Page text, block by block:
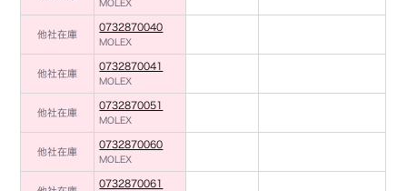
MOLEX
他社在庫
0732870040
MOLEX
他社在庫
0732870041
MOLEX
他社在庫
0732870051
MOLEX
他社在庫
0732870060
MOLEX
0732870061